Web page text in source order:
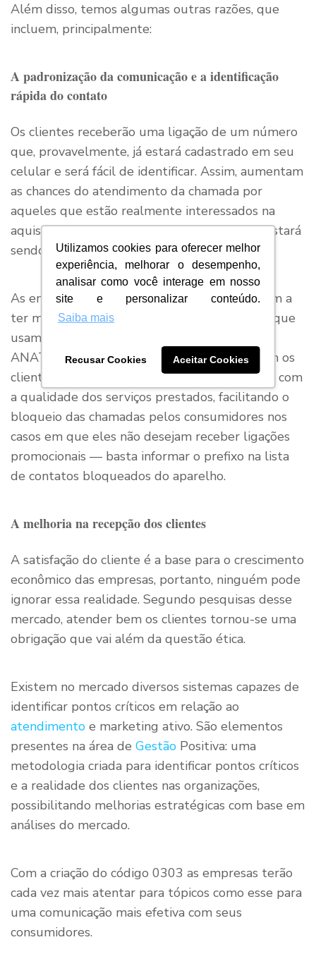
Utilizamos cookies para oferecer melhor
experiência, melhorar o desempenho,
analisar como você interage em nosso
site e personalizar conteúdo.
Saiba mais
Recusar Cookies Aceitar Cookies
Além disso, temos algumas outras razões, que
incluem, principalmente:
A padronização da comunicação e a identificação
rápida do contato
Os clientes receberão uma ligação de um número
que, provavelmente, já estará cadastrado em seu
celular e será fácil de identificar. Assim, aumentam
as chances do atendimento da chamada por
aqueles que estão realmente interessados na
aquisição de algum produto ou serviço que estará
sendo oferecido.
As empresas que adotam esse modelo passam a
ter mais credibilidade perante o mercado porque
usam de uma medida regulamentada pela
ANATEL para melhorar o relacionamento com os
clientes. O que demonstra comprometimento com
a qualidade dos serviços prestados, facilitando o
bloqueio das chamadas pelos consumidores nos
casos em que eles não desejam receber ligações
promocionais — basta informar o prefixo na lista
de contatos bloqueados do aparelho.
A melhoria na recepção dos clientes
A satisfação do cliente é a base para o crescimento
econômico das empresas, portanto, ninguém pode
ignorar essa realidade. Segundo pesquisas desse
mercado, atender bem os clientes tornou-se uma
obrigação que vai além da questão ética.
Existem no mercado diversos sistemas capazes de
identificar pontos críticos em relação ao
atendimento e marketing ativo. São elementos
presentes na área de Gestão Positiva: uma
metodologia criada para identificar pontos críticos
e a realidade dos clientes nas organizações,
possibilitando melhorias estratégicas com base em
análises do mercado.
Com a criação do código 0303 as empresas terão
cada vez mais atentar para tópicos como esse para
uma comunicação mais efetiva com seus
consumidores.